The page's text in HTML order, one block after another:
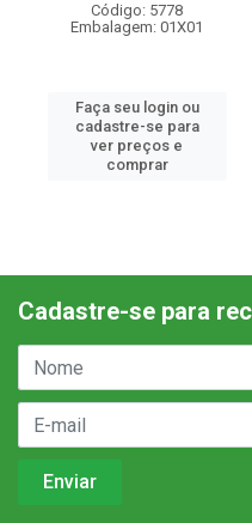
Código: 5778
Embalagem: 01X01
Faça seu login ou
cadastre-se para
ver preços e
comprar
Cadastre-se para